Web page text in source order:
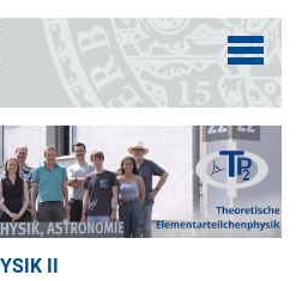
II